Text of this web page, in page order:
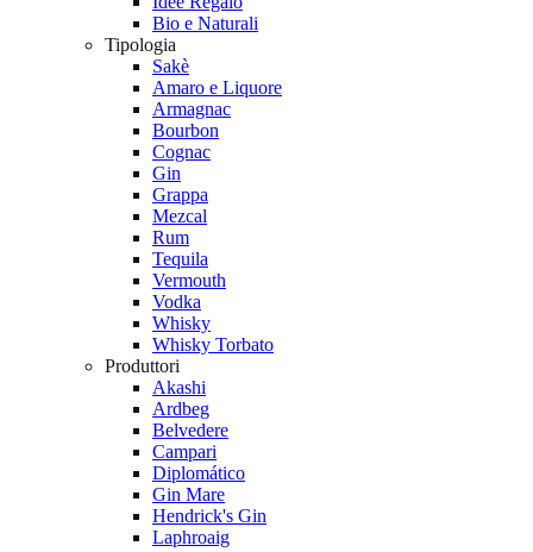
Bio e Naturali
Tipologia
Sakè
Amaro e Liquore
Armagnac
Bourbon
Cognac
Gin
Grappa
Mezcal
Rum
Tequila
Vermouth
Vodka
Whisky
Whisky Torbato
Produttori
Akashi
Ardbeg
Belvedere
Campari
Diplomático
Gin Mare
Hendrick's Gin
Laphroaig